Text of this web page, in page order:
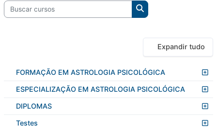
Buscar cursos
Buscar cursos
Expandir tudo
FORMAÇÃO EM ASTROLOGIA PSICOLÓGICA
ESPECIALIZAÇÃO EM ASTROLOGIA PSICOLÓGICA
DIPLOMAS
Testes